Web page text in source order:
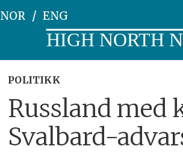
NOR ENG
HIGH NORTH
POLITIKK
Russland med
Svalbard-